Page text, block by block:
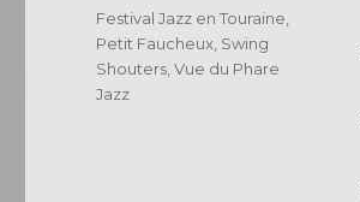
Étiquettes
Festival Jazz en Touraine
Petit Faucheux Swing
Shouters ,Vue du Phare
Jazz